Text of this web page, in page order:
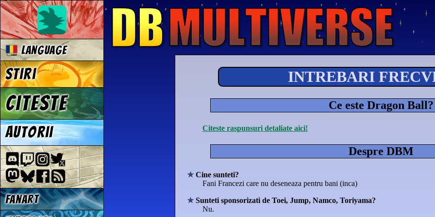
INTREBARI
Ce este Dragon Ball?
Citeste raspunsuri detaliate aici!
Despre DBM
Cine sunteti?
Fani Francezi care nu deseneaza pentru bani (inca)
Sunteti sponsorizati de Toei, Jump, Namco, Toriyama?
Nu.
Language
Stiri
Citeste
Autorii
Fanart